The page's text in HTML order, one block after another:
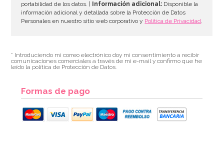
portabilidad de los datos. |
Información adicional: Disponible la
información adicional y detallada sobre la Protección de Datos
Personales en nuestro sitio web corporativo y Política de Privacidad.
* Introduciendo mi correo electrónico doy mi consentimiento a recibir
comunicaciones comerciales a través de mi e-mail y confirmo que he
leído la política de Protección de Datos.
Formas de pago